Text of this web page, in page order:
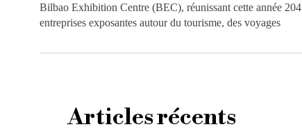
Bilbao Exhibition Centre (BEC), réunissant cette année 204
entreprises exposantes autour du tourisme, des voyages
Articles récents